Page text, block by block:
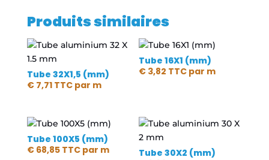
Produits similaires
Tube 32X1,5 (mm)
€7,71 TTCpar m
Tube 16X1 (mm)
€ 3,82 TTC par m
Tube 100X5 (mm)
€68,85 TTCpar m
Tube 30X2 (mm)